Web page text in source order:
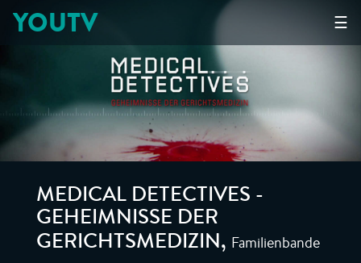
☰
YOUTV
MEDICAL DETECTIVES -
GEHEIMNISSE DER
GERICHTSMEDIZIN, Familienbande